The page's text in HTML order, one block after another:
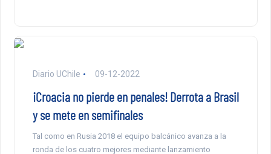
Diario UChile 09-12-2022
¡Croacia no pierde en penales! Derrota a Brasil
y se mete en semifinales
Tal como en Rusia 2018 el equipo balcánico avanza a la
ronda de los cuatro mejores mediante lanzamiento